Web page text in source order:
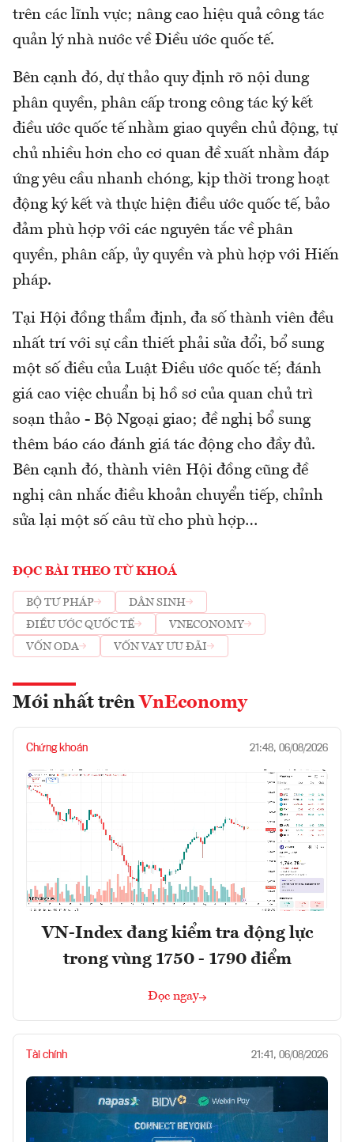
trên các lĩnh vực; nâng cao hiệu quả công tác
quản lý nhà nước về Điều ước quốc tế.
Bên cạnh đó, dự thảo quy định rõ nội dung
phân quyền, phân cấp trong công tác ký kết
điều ước quốc tế nhằm giao quyền chủ động, tự
chủ nhiều hơn cho cơ quan đề xuất nhằm đáp
ứng yêu cầu nhanh chóng, kịp thời trong hoạt
động ký kết và thực hiện điều ước quốc tế, bảo
đảm phù hợp với các nguyên tắc về phân
quyền, phân cấp, ủy quyền và phù hợp với Hiến
pháp.
Tại Hội đồng thẩm định, đa số thành viên đều
nhất trí với sự cần thiết phải sửa đổi, bổ sung
một số điều của Luật Điều ước quốc tế; đánh
giá cao việc chuẩn bị hồ sơ của quan chủ trì
soạn thảo - Bộ Ngoại giao; đề nghị bổ sung
thêm báo cáo đánh giá tác động cho đầy đủ.
Bên cạnh đó, thành viên Hội đồng cũng đề
nghị cân nhắc điều khoản chuyển tiếp, chỉnh
sửa lại một số câu từ cho phù hợp…
ĐỌC BÀI THEO TỪ KHOÁ
BỘ TƯ PHÁP
DÂN SINH
ĐIỀU ƯỚC QUỐC TẾ
VNECONOMY
VỐN ODA
VỐN VAY ƯU ĐÃI
Mới nhất trên VnEconomy
Chứng khoán 21:48, 06/08/2026
VN-Index đang kiểm tra động lực
trong vùng 1750 - 1790 điểm
Đọc ngay
Tài chính 21:41, 06/08/2026